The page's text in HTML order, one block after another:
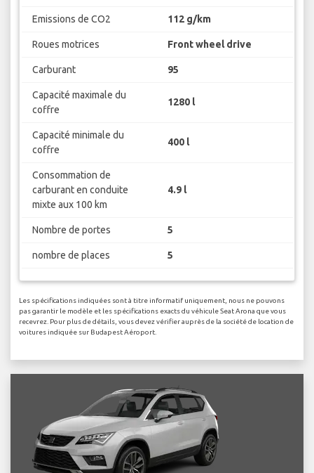
Emissions de CO2 112 g/km
Roues motrices Front wheel drive
Carburant 95
Capacité maximale du
coffre
1280 l
Capacité minimale du
coffre
400 l
Consommation de
carburant en conduite
mixte aux 100 km
4.9 l
Nombre de portes 5
nombre de places 5
Les spécifications indiquées sont à titre informatif uniquement, nous ne pouvons
pas garantir le modèle et les spécifications exacts du véhicule Seat Arona que vous
recevrez. Pour plus de détails, vous devez vérifier auprès de la société de location de
voitures indiquée sur Budapest Aéroport.